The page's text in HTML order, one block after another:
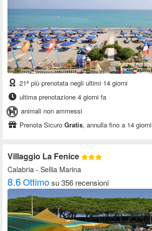
21ª più prenotata negli ultimi 14 giorni
ultima prenotazione 4 giorni fa
animali non ammessi
Prenota Sicuro Gratis, annulla fino a 14 giorni
Villaggio La Fenice
Calabria - Sellia Marina
8.6Ottimosu 356 recensioni